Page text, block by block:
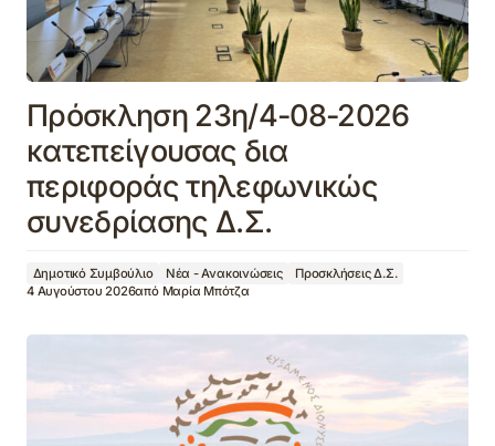
Πρόσκληση 23η/4-08-2026
κατεπείγουσας δια
περιφοράς τηλεφωνικώς
συνεδρίασης Δ.Σ.
Δημοτικό Συμβούλιο Νέα - Ανακοινώσεις
Προσκλήσεις Δ.Σ.
4 Αυγούστου 2026από Μαρία Μπότζα